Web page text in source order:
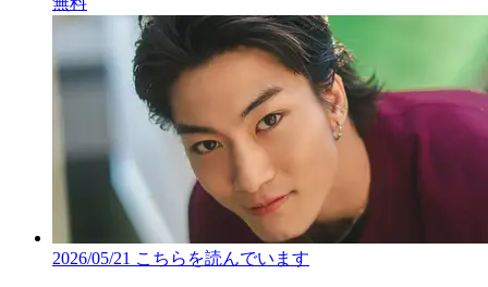
2026/05/21 こちらを読んでいます